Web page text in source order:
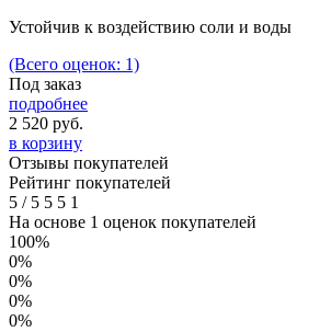
Устойчив к воздействию соли и воды
(Всего оценок: 1)
Под заказ
подробнее
2 520 руб.
в корзину
Отзывы покупателей
Рейтинг покупателей
5 /5 5 5 1
На основе 1 оценок покупателей
100%
0%
0%
0%
0%